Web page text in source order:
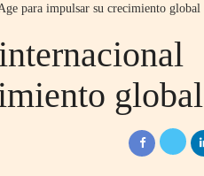
para impulsar su crecimiento global
global